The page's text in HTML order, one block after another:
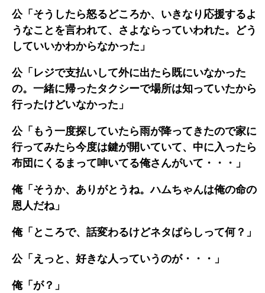
公「そうしたら怒るどころか、いきなり応援するよ
うなことを言われて、さよならっていわれた。どう
していいかわからなかった」
公「レジで支払いして外に出たら既にいなかった
の。一緒に帰ったタクシーで場所は知っていたから
行ったけどいなかった」
公「もう一度探していたら雨が降ってきたので家に
行ってみたら今度は鍵が開いていて、中に入ったら
布団にくるまって呻いてる俺さんがいて・・・」
俺「そうか、ありがとうね。ハムちゃんは俺の命の
恩人だね」
俺「ところで、話変わるけどネタばらしって何？」
公「えっと、好きな人っていうのが・・・」
俺「が？」